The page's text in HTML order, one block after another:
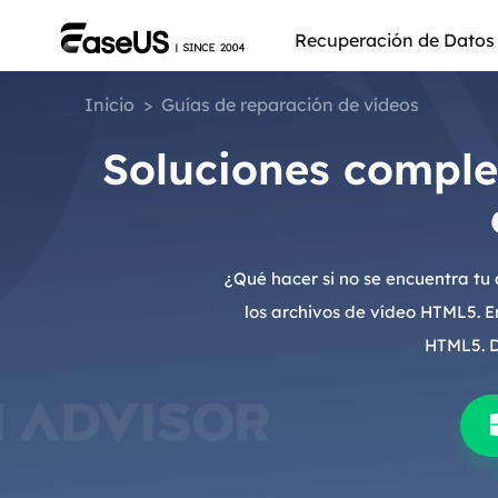
Recuperación de Datos
Más
Inicio > Guías de reparación de vídeos
Soluciones
¿Qué hacer si no se encuentra
los archivos de vídeo HTML5.
HTML5.